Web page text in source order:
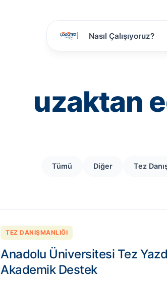
Nasıl Çalışıyoruz?
uzaktan
Tümü Diğer Tez
TEZ DANIŞMANLIĞI
Anadolu Üniversitesi Tez
Akademik Destek